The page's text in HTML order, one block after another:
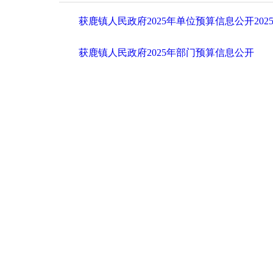
获鹿镇人民政府2025年单位预算信息公开
获鹿镇人民政府2025年部门预算信息公开